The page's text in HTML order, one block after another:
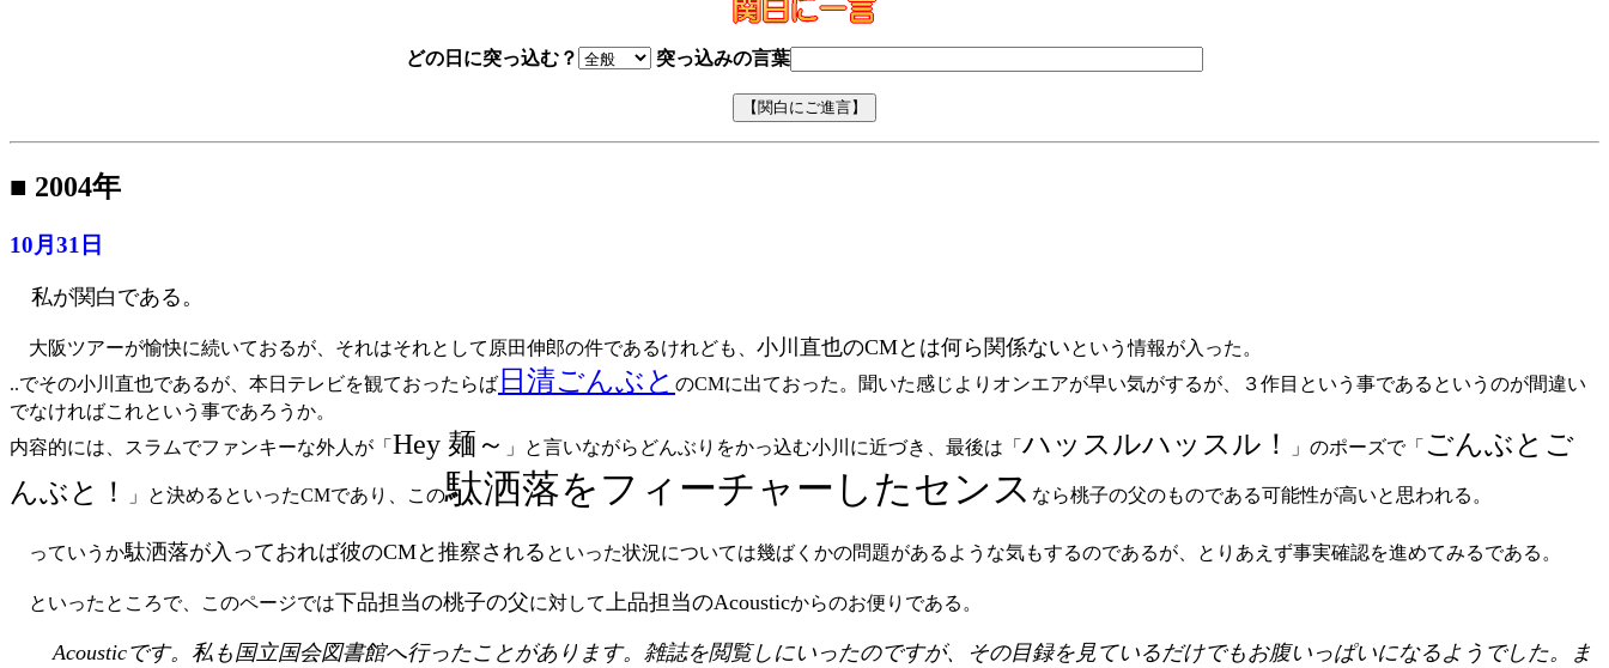
どの日に突っ込む？ 突っ込みの言葉
■ 2004年
10月31日
私が関白である。
大阪ツアーが愉快に続いておるが、それはそれとして原田伸郎の件であるけれども、 小川直也のCMとは何ら関係ないという情報が入った。
..でその小川直也であるが、本日テレビを観ておったらば 日清ごんぶと のCMに出ておった。聞いた感じよりオンエアが早い気がするが、３作目という事であるというのが間違い
でなければこれという事であろうか。
内容的には、スラムでファンキーな外人が「 Hey 麺～ 」と言いながらどんぶりをかっ込む小川に近づき、最後は「 ハッスルハッスル！ 」のポーズで「 ごんぶとご
んぶと！
」と決めるといったCMであり、この駄洒落をフィーチャーしたセンス なら桃子の父のものである可能性が高いと思われる。
っていうか駄洒落が入っておれば彼のCMと推察される といった状況については幾ばくかの問題があるような気もするのであるが、とりあえず事実確認を進めてみるである。
といったところで、このページでは下品担当の桃子の父に対して上品担当のAcousticからのお便りである。
Acousticです。私も国立国会図書館へ行ったことがあります。雑誌を閲覧しにいったのですが、その目録を見ているだけでもお腹いっぱいになるようでした。ま